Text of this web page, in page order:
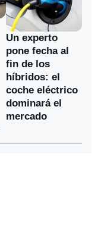
Un experto
pone fecha al
fin de los
híbridos: el
coche eléctrico
dominará el
mercado